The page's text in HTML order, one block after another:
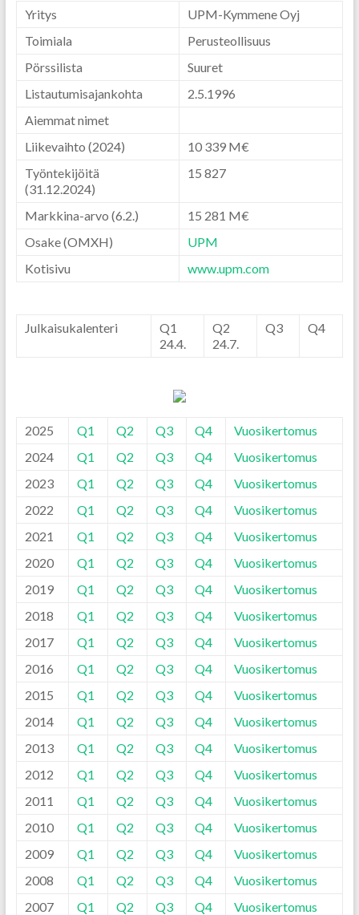
Yritys
UPM-Kymmene Oyj
Toimiala
Perusteollisuus
Pörssilista
Suuret
Listautumisajankohta
2.5.1996
Aiemmat nimet
Liikevaihto (2024)
10 339 M€
Työntekijöitä
(31.12.2024)
15 827
Markkina-arvo (6.2.)
15 281 M€
Osake (OMXH)
UPM
Kotisivu
www.upm.com
Julkaisukalenteri
Q1
24.4.
Q2
24.7.
Q3 Q4
2025 Q1 Q2 Q3 Q4
Vuosikertomus
2024
Q1 Q2 Q3 Q4
Vuosikertomus
2023
Q1 Q2 Q3 Q4
Vuosikertomus
2022
Q1 Q2 Q3 Q4
Vuosikertomus
2021
Q1 Q2 Q3 Q4
Vuosikertomus
2020
Q1 Q2 Q3 Q4
Vuosikertomus
2019
Q1 Q2 Q3 Q4
Vuosikertomus
2018
Q1 Q2 Q3 Q4
Vuosikertomus
2017
Q1 Q2 Q3 Q4
Vuosikertomus
2016
Q1 Q2 Q3 Q4
Vuosikertomus
2015
Q1 Q2 Q3 Q4
Vuosikertomus
2014
Q1 Q2 Q3 Q4
Vuosikertomus
2013
Q1 Q2 Q3 Q4
Vuosikertomus
2012
Q1 Q2 Q3 Q4
Vuosikertomus
2011
Q1 Q2 Q3 Q4
Vuosikertomus
2010
Q1 Q2 Q3 Q4
Vuosikertomus
2009
Q1 Q2 Q3 Q4
Vuosikertomus
2008
Q1 Q2 Q3 Q4
Vuosikertomus
2007
Q1 Q2 Q3 Q4
Vuosikertomus